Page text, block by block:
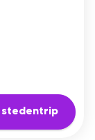
stedentrip